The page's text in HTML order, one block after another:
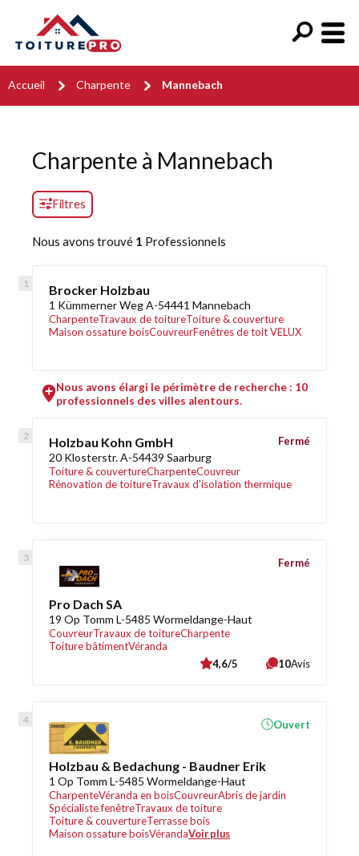
Accueil Charpente Mannebach
Charpente à Mannebach
Filtres
Nous avons trouvé 1 Professionnels
Brocker Holzbau
1 Kümmerner Weg A-54441 Mannebach
CharpenteTravaux de toitureToiture & couverture
Maison ossature boisCouvreurFenêtres de toit VELUX
Nous avons élargi le périmètre de recherche : 10
professionnels des villes alentours.
Holzbau Kohn GmbH
20 Klosterstr. A-54439 Saarburg
Toiture & couvertureCharpenteCouvreur
Rénovation de toitureTravaux d'isolation thermique
Fermé
Pro Dach SA
19 Op Tomm L-5485 Wormeldange-Haut
CouvreurTravaux de toitureCharpente
Toiture bâtimentVéranda
Fermé
4,6/5 10Avis
Holzbau & Bedachung - Baudner Erik
1 Op Tomm L-5485 Wormeldange-Haut
CharpenteVéranda en boisCouvreurAbris de jardin
Spécialiste fenêtreTravaux de toiture
Toiture & couvertureTerrasse bois
Maison ossature boisVérandaVoir plus
Ouvert